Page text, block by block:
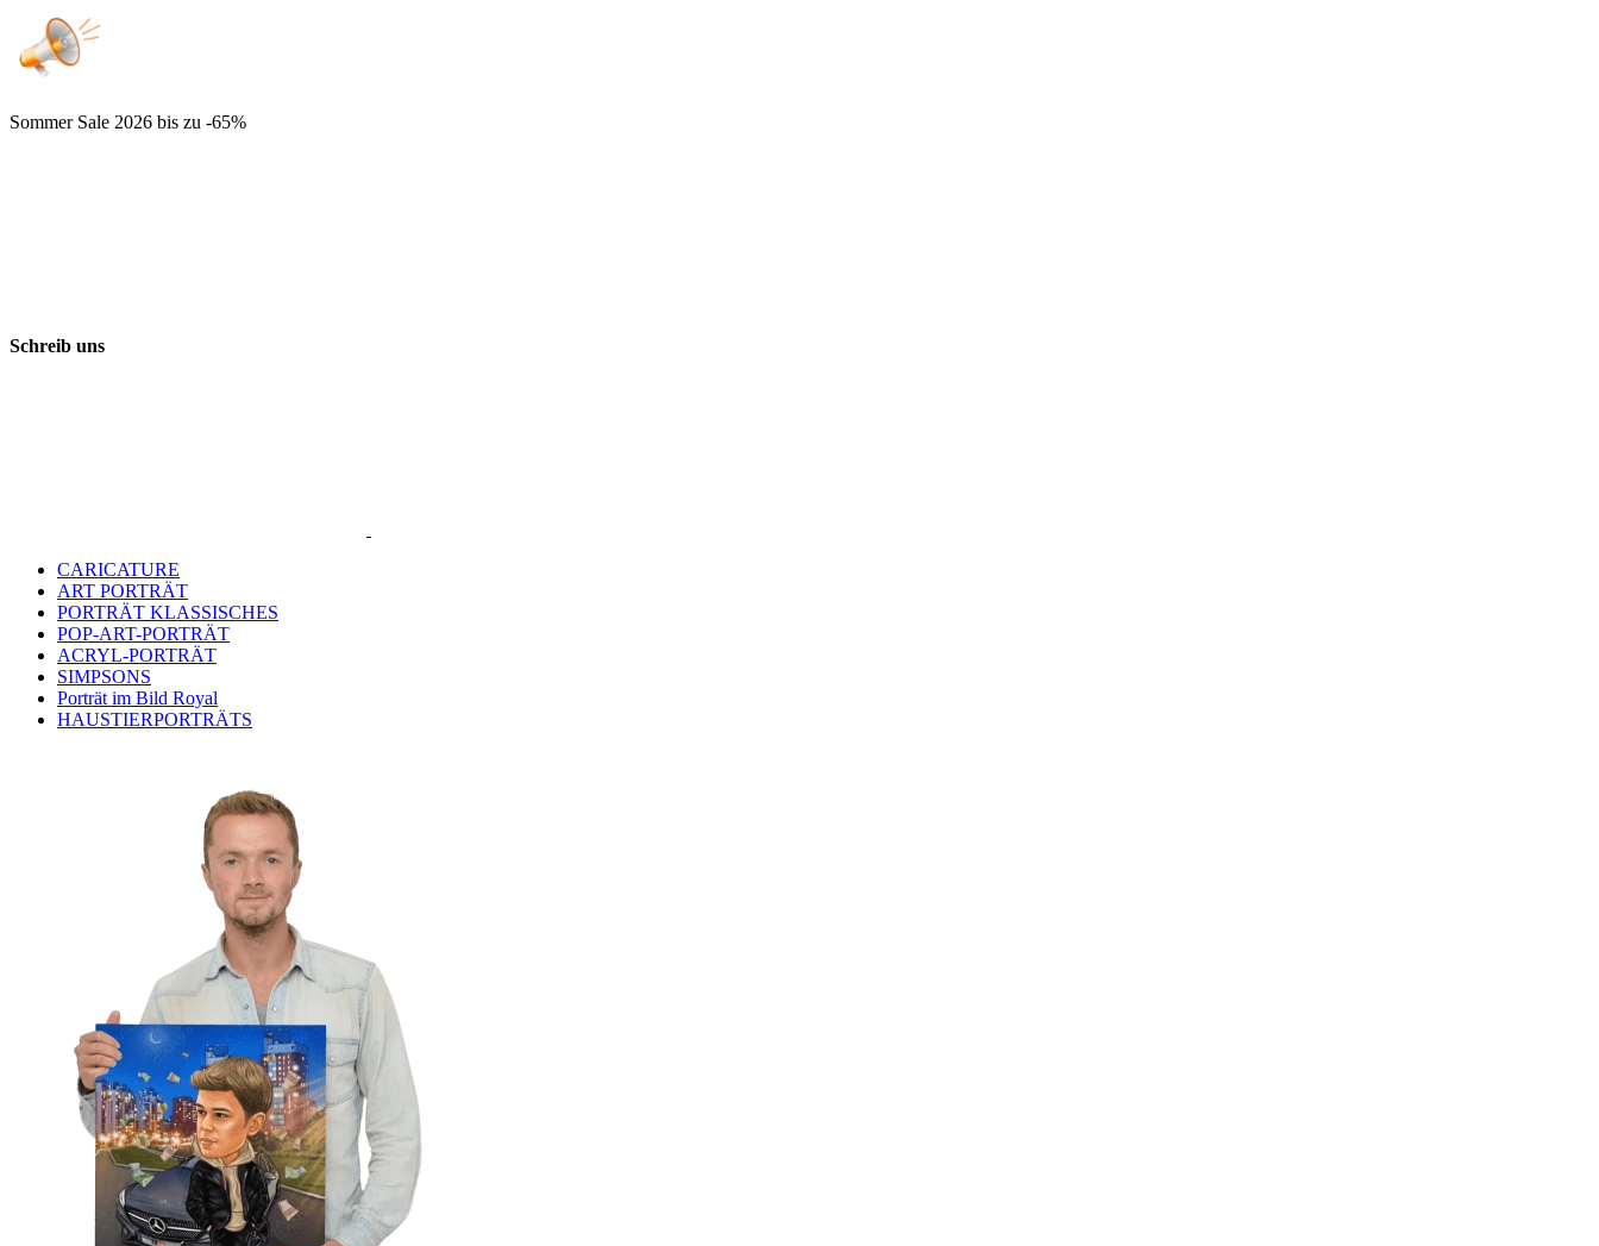
Sommer Sale 2026 bis zu -65%
Schreib uns
CARICATURE
ART PORTRÄT
PORTRÄT KLASSISCHES
POP-ART-PORTRÄT
ACRYL-PORTRÄT
SIMPSONS
Porträt im Bild Royal
HAUSTIERPORTRÄTS